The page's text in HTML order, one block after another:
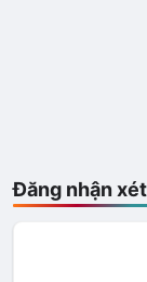
Đăng nhận xét